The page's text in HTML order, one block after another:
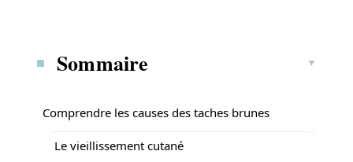
Sommaire
Comprendre les causes des taches brunes
Le vieillissement cutané